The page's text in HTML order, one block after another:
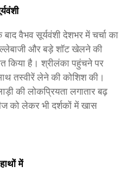
वैभव सूर्यवंशी देशभर में चर्चा का
और बड़े शॉट खेलने की
किया है। श्रीलंका पहुंचने पर
तस्वीरें लेने की कोशिश की।
की लोकप्रियता लगातार बढ़
को लेकर भी दर्शकों में खास
में